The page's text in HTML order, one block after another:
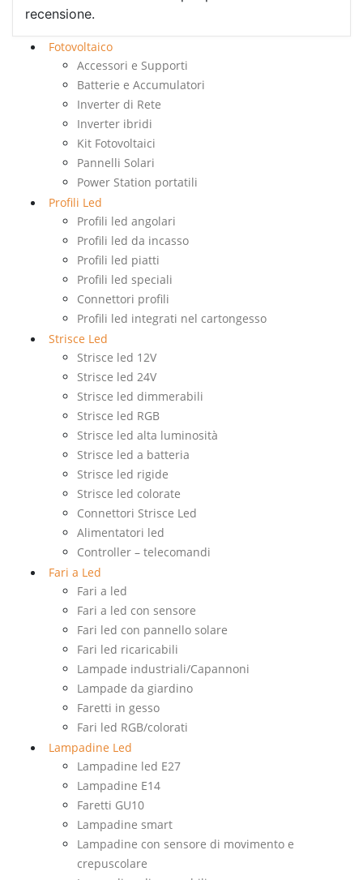
recensione.
Fotovoltaico
Accessori e Supporti
Batterie e Accumulatori
Inverter di Rete
Inverter ibridi
Kit Fotovoltaici
Pannelli Solari
Power Station portatili
Profili Led
Profili led angolari
Profili led da incasso
Profili led piatti
Profili led speciali
Connettori profili
Profili led integrati nel cartongesso
Strisce Led
Strisce led 12V
Strisce led 24V
Strisce led dimmerabili
Strisce led RGB
Strisce led alta luminosità
Strisce led a batteria
Strisce led rigide
Strisce led colorate
Connettori Strisce Led
Alimentatori led
Controller – telecomandi
Fari a Led
Fari a led
Fari a led con sensore
Fari led con pannello solare
Fari led ricaricabili
Lampade industriali/Capannoni
Lampade da giardino
Faretti in gesso
Fari led RGB/colorati
Lampadine Led
Lampadine led E27
Lampadine E14
Faretti GU10
Lampadine smart
Lampadine con sensore di movimento e
crepuscolare